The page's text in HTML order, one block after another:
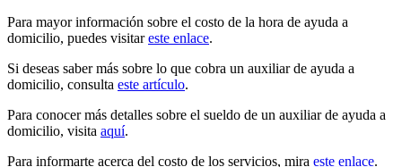
Para mayor información sobre el costo de la hora de ayuda a
domicilio, puedes visitareste enlace.
Si deseas saber más sobre lo que cobra un auxiliar de ayuda a
domicilio, consulta este artículo.
Para conocer más detalles sobre el sueldo de un auxiliar de ayuda a
domicilio, visita aquí.
Para informarte acerca del costo de los servicios, mira este enlace.